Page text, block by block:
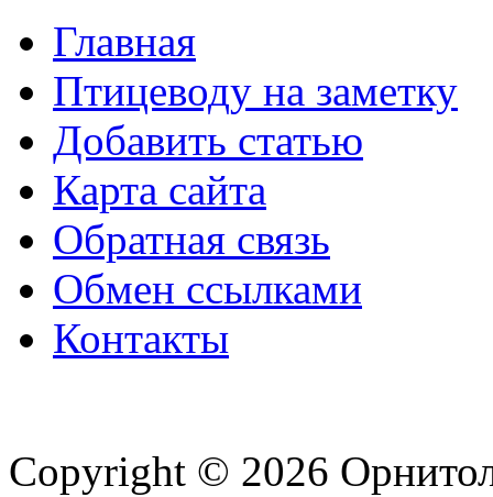
Главная
Птицеводу на заметку
Добавить статью
Карта сайта
Обратная связь
Обмен ссылками
Контакты
Copyright © 2026